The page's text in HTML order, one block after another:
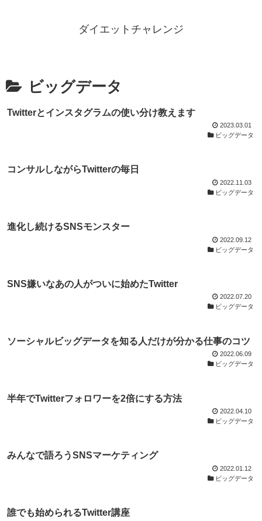
ダイエットチャレンジ
ビッグデータ
Twitterとインスタグラムの使い分け教えます
2023.03.01
ビッグデータ
コンサルしながらTwitterの毎日
2022.11.03
ビッグデータ
進化し続けるSNSモンスター
2022.09.12
ビッグデータ
SNS嫌いなあの人がついに始めたTwitter
2022.07.20
ビッグデータ
ソーシャルビッグデータを知る人だけが分かる仕事のコツ
2022.06.09
ビッグデータ
半年でTwitterフォロワーを2倍にする方法
2022.04.10
ビッグデータ
みんなで語ろうSNSマーケティング
2022.01.12
ビッグデータ
誰でも始められるTwitter講座